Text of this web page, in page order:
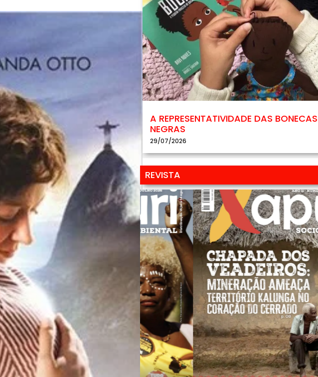
A REPRESENTATIVIDADE DAS BONECAS
NEGRAS
29/07/2026
REVISTA